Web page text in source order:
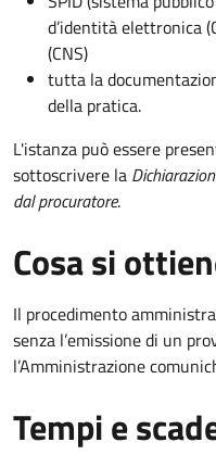
d’identità elettronica
(CNS)
tutta la
della pratica.
L'istanza può essere
sottoscrivere la
dal procuratore.
Cosa si
Il procedimento
senza l’emissione di un
l’Amministrazione
Tempi e